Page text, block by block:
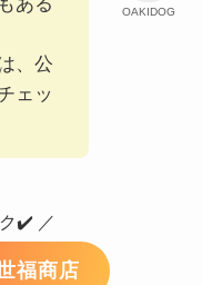
OAKIDOG
、公
ェッ
✔️ ／
福商店